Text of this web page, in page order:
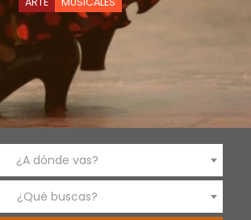
¿A dónde vas?
¿Qué buscas?